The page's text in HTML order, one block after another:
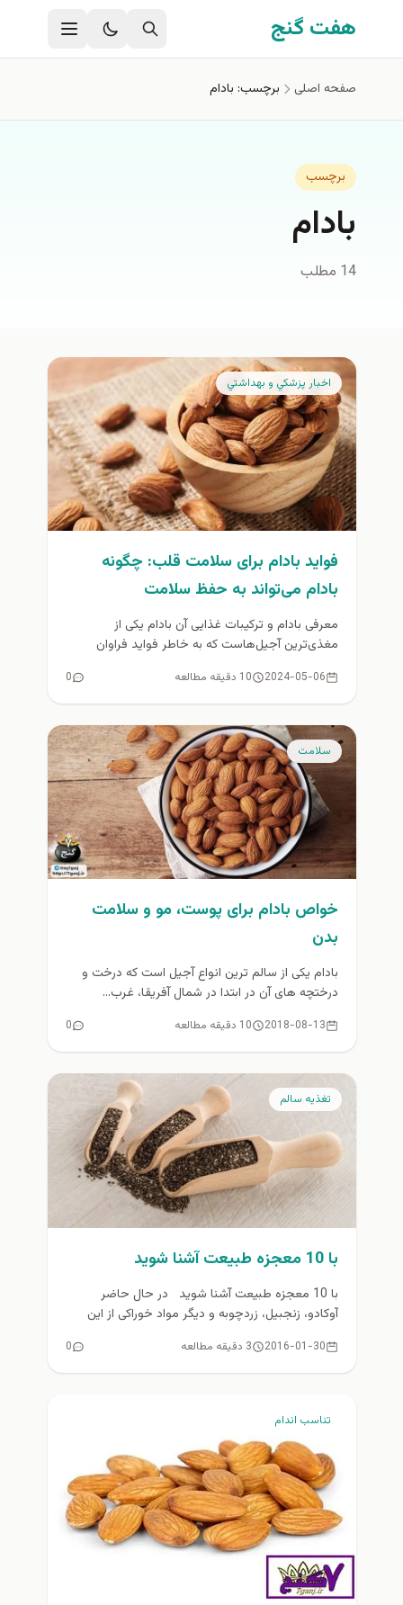
رفتن به محتوای اصلی
هفت گنج
صفحه اصلی برچسب: بادام
برچسب
بادام
14 مطلب
اخبار پزشكي و بهداشتي
فواید بادام برای سلامت قلب: چگونه
بادام می‌تواند به حفظ سلامت
قلبی‌عروقی کمک کند؟
معرفی بادام و ترکیبات غذایی آن بادام یکی از
مغذی‌ترین آجیل‌هاست که به خاطر فواید فراوان
2024-05-06 10 دقیقه مطالعه 0
سلامت
خواص بادام برای پوست، مو و سلامت
بدن
بادام یکی از سالم ترین انواع آجیل است که درخت و
درختچه های آن در ابتدا در شمال آفریقا، غرب...
2018-08-13 10 دقیقه مطالعه 0
تغذيه سالم
با 10 معجزه طبیعت آشنا شوید
با 10 معجزه طبیعت آشنا شوید در حال حاضر
آوکادو، زنجبیل، زردچوبه و دیگر مواد خوراکی از این
2016-01-30 3 دقیقه مطالعه 0
تناسب اندام